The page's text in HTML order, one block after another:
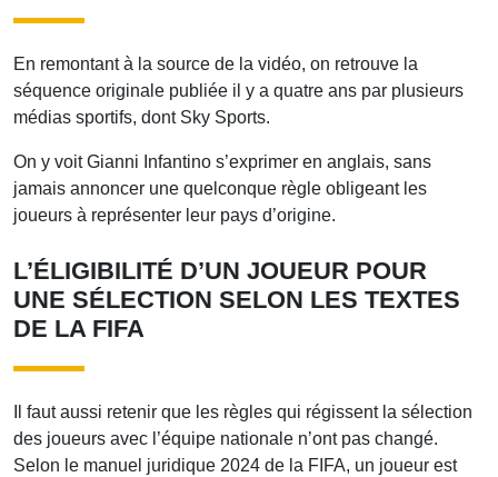
En remontant à la source de la vidéo, on retrouve la
séquence originale publiée il y a quatre ans par plusieurs
médias sportifs, dont Sky Sports.
On y voit Gianni Infantino s’exprimer en anglais, sans
jamais annoncer une quelconque règle obligeant les
joueurs à représenter leur pays d’origine.
L’ÉLIGIBILITÉ D’UN JOUEUR POUR
UNE SÉLECTION SELON LES TEXTES
DE LA FIFA
Il faut aussi retenir que les règles qui régissent la sélection
des joueurs avec l’équipe nationale n’ont pas changé.
Selon le manuel juridique 2024 de la FIFA, un joueur est